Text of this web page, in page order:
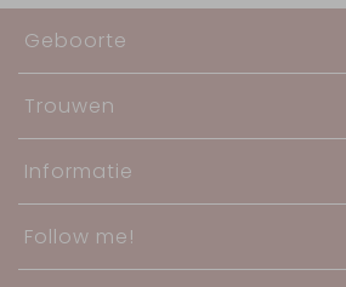
Geboorte
Trouwen
Informatie
Follow me!